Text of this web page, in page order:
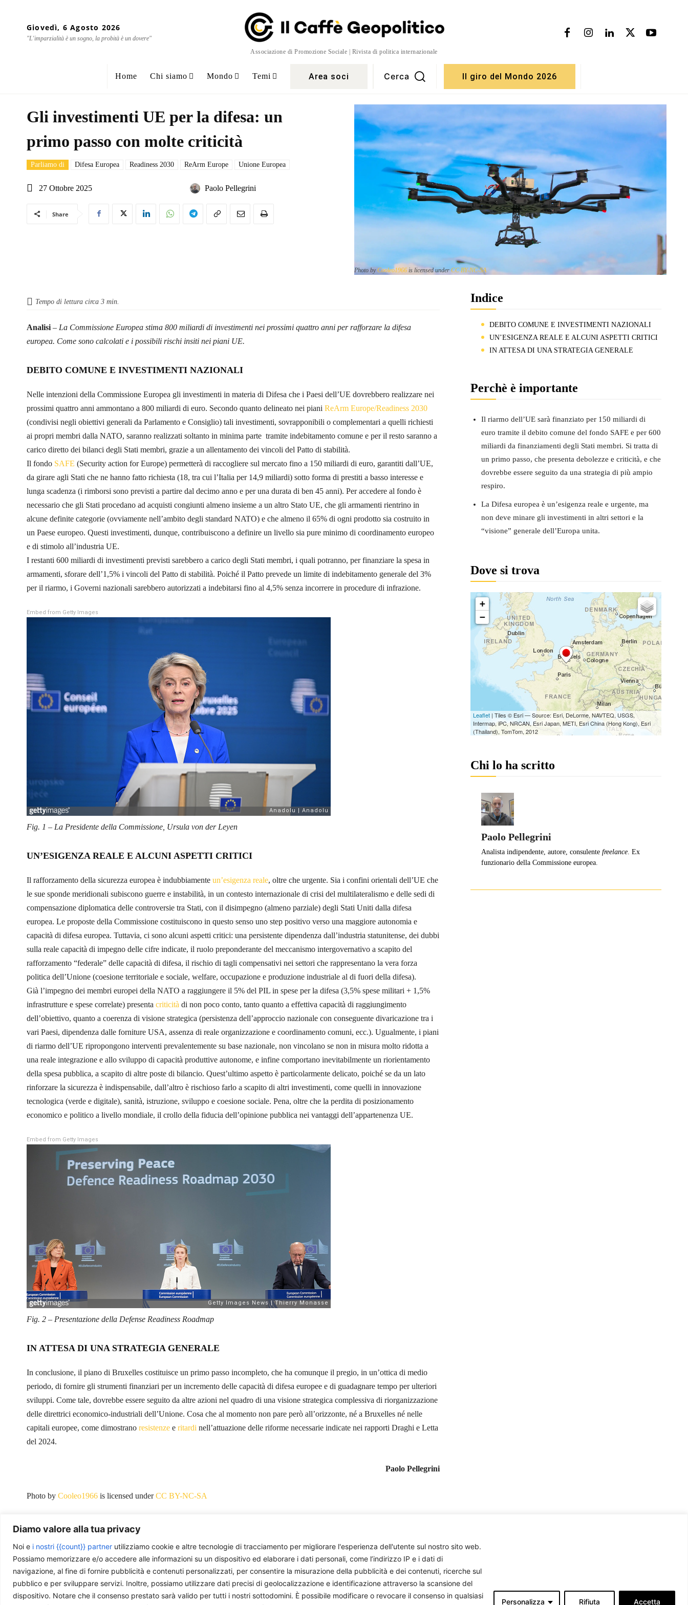
Diamo valore alla tua privacy
Noi e i nostri {{count}} partner utilizziamo cookie e altre tecnologie di tracciamento per migliorare l'esperienza dell'utente sul nostro sito web.
Possiamo memorizzare e/o accedere alle informazioni su un dispositivo ed elaborare i dati personali, come l’indirizzo IP e i dati di
navigazione, al fine di fornire pubblicità e contenuti personalizzati, per consentire la misurazione della pubblicità e dei contenuti, ricerche sul
pubblico e per sviluppare servizi. Inoltre, possiamo utilizzare dati precisi di geolocalizzazione e identificazione attraverso la scansione del
dispositivo. Notare che il consenso prestato sarà valido per tutti i nostri sottodomini. È possibile modificare o revocare il consenso in qualsiasi
Personalizza Rifiuta Accetta
Giovedì, 6 Agosto 2026
"L'imparzialità è un sogno, la probità è un dovere"
Associazione di Promozione Sociale | Rivista di politica internazionale
Home Chi siamo Mondo Temi Area soci Cerca Il giro del Mondo 2026
Gli investimenti UE per la difesa: un
primo passo con molte criticità
Parliamo di Difesa Europea Readiness 2030 ReArm Europe Unione Europea
27 Ottobre 2025 Paolo Pellegrini
Share
Photo byCooleo1966 is licensed underCC BY-NC-SA
Tempo di lettura circa 3 min.
Analisi – La Commissione Europea stima 800 miliardi di investimenti nei prossimi quattro anni per rafforzare la difesa
europea. Come sono calcolati e i possibili rischi insiti nei piani UE.
DEBITO COMUNE E INVESTIMENTI NAZIONALI
Nelle intenzioni della Commissione Europea gli investimenti in materia di Difesa che i Paesi dell’UE dovrebbero realizzare nei
prossimi quattro anni ammontano a 800 miliardi di euro. Secondo quanto delineato nei piani ReArm Europe/Readiness 2030
(condivisi negli obiettivi generali da Parlamento e Consiglio) tali investimenti, sovrapponibili o complementari a quelli richiesti
ai propri membri dalla NATO, saranno realizzati soltanto in minima parte tramite indebitamento comune e per il resto saranno a
carico diretto dei bilanci degli Stati membri, grazie a un allentamento dei vincoli del Patto di stabilità.
Il fondo SAFE (Security action for Europe) permetterà di raccogliere sul mercato fino a 150 miliardi di euro, garantiti dall’UE,
da girare agli Stati che ne hanno fatto richiesta (18, tra cui l’Italia per 14,9 miliardi) sotto forma di prestiti a basso interesse e
lunga scadenza (i rimborsi sono previsti a partire dal decimo anno e per una durata di ben 45 anni). Per accedere al fondo è
necessario che gli Stati procedano ad acquisti congiunti almeno insieme a un altro Stato UE, che gli armamenti rientrino in
alcune definite categorie (ovviamente nell’ambito degli standard NATO) e che almeno il 65% di ogni prodotto sia costruito in
un Paese europeo. Questi investimenti, dunque, contribuiscono a definire un livello sia pure minimo di coordinamento europeo
e di stimolo all’industria UE.
I restanti 600 miliardi di investimenti previsti sarebbero a carico degli Stati membri, i quali potranno, per finanziare la spesa in
armamenti, sforare dell’1,5% i vincoli del Patto di stabilità. Poiché il Patto prevede un limite di indebitamento generale del 3%
per il riarmo, i Governi nazionali sarebbero autorizzati a indebitarsi fino al 4,5% senza incorrere in procedure di infrazione.
Embed from Getty Images
Fig. 1 – La Presidente della Commissione, Ursula von der Leyen
UN’ESIGENZA REALE E ALCUNI ASPETTI CRITICI
Il rafforzamento della sicurezza europea è indubbiamente un’esigenza reale, oltre che urgente. Sia i confini orientali dell’UE che
le sue sponde meridionali subiscono guerre e instabilità, in un contesto internazionale di crisi del multilateralismo e delle sedi di
compensazione diplomatica delle controversie tra Stati, con il disimpegno (almeno parziale) degli Stati Uniti dalla difesa
europea. Le proposte della Commissione costituiscono in questo senso uno step positivo verso una maggiore autonomia e
capacità di difesa europea. Tuttavia, ci sono alcuni aspetti critici: una persistente dipendenza dall’industria statunitense, dei dubbi
sulla reale capacità di impegno delle cifre indicate, il ruolo preponderante del meccanismo intergovernativo a scapito del
rafforzamento “federale” delle capacità di difesa, il rischio di tagli compensativi nei settori che rappresentano la vera forza
politica dell’Unione (coesione territoriale e sociale, welfare, occupazione e produzione industriale al di fuori della difesa).
Già l’impegno dei membri europei della NATO a raggiungere il 5% del PIL in spese per la difesa (3,5% spese militari + 1,5%
infrastrutture e spese correlate) presenta criticità di non poco conto, tanto quanto a effettiva capacità di raggiungimento
dell’obiettivo, quanto a coerenza di visione strategica (persistenza dell’approccio nazionale con conseguente divaricazione tra i
vari Paesi, dipendenza dalle forniture USA, assenza di reale organizzazione e coordinamento comuni, ecc.). Ugualmente, i piani
di riarmo dell’UE ripropongono interventi prevalentemente su base nazionale, non vincolano se non in misura molto ridotta a
una reale integrazione e allo sviluppo di capacità produttive autonome, e infine comportano inevitabilmente un riorientamento
della spesa pubblica, a scapito di altre poste di bilancio. Quest’ultimo aspetto è particolarmente delicato, poiché se da un lato
rinforzare la sicurezza è indispensabile, dall’altro è rischioso farlo a scapito di altri investimenti, come quelli in innovazione
tecnologica (verde e digitale), sanità, istruzione, sviluppo e coesione sociale. Pena, oltre che la perdita di posizionamento
economico e politico a livello mondiale, il crollo della fiducia dell’opinione pubblica nei vantaggi dell’appartenenza UE.
Embed from Getty Images
Fig. 2 – Presentazione della Defense Readiness Roadmap
IN ATTESA DI UNA STRATEGIA GENERALE
In conclusione, il piano di Bruxelles costituisce un primo passo incompleto, che ha comunque il pregio, in un’ottica di medio
periodo, di fornire gli strumenti finanziari per un incremento delle capacità di difesa europee e di guadagnare tempo per ulteriori
sviluppi. Come tale, dovrebbe essere seguito da altre azioni nel quadro di una visione strategica complessiva di riorganizzazione
delle direttrici economico-industriali dell’Unione. Cosa che al momento non pare però all’orizzonte, né a Bruxelles né nelle
capitali europee, come dimostrano resistenze e ritardi nell’attuazione delle riforme necessarie indicate nei rapporti Draghi e Letta
del 2024.
Paolo Pellegrini
Photo by Cooleo1966 is licensed underCC BY-NC-SA
Indice
DEBITO COMUNE E INVESTIMENTI NAZIONALI
UN’ESIGENZA REALE E ALCUNI ASPETTI CRITICI
IN ATTESA DI UNA STRATEGIA GENERALE
Perchè è importante
Il riarmo dell’UE sarà finanziato per 150 miliardi di
euro tramite il debito comune del fondo SAFE e per 600
miliardi da finanziamenti degli Stati membri. Si tratta di
un primo passo, che presenta debolezze e criticità, e che
dovrebbe essere seguito da una strategia di più ampio
respiro.
La Difesa europea è un’esigenza reale e urgente, ma
non deve minare gli investimenti in altri settori e la
“visione” generale dell’Europa unita.
Dove si trova
Chi lo ha scritto
Paolo Pellegrini
Analista indipendente, autore, consulente freelance. Ex
funzionario della Commissione europea.
Ti piace quello che facciamo?
La nostra redazione è composta da giovani professionisti e appassionati che si impegnano volontariamente a produrre
questa rivista. Se ti è utile e ti interessa quello che facciamo, sostienici: costa quanto un paio di caffè al mese.